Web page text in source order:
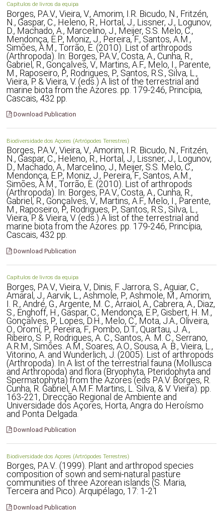
Capítulos de livros da equipa
Borges, P.A.V., Vieira, V., Amorim, I.R. Bicudo, N., Fritzén,
N., Gaspar, C., Heleno, R., Hortal, J., Lissner, J., Logunov,
D., Machado, A., Marcelino, J., Meijer, S.S. Melo, C.,
Mendonça, E.P., Moniz, J., Pereira, F., Santos, A.M.,
Simões, A.M., Torrão, E. (2010). List of arthropods
(Arthropoda). In: Borges, P.A.V., Costa, A., Cunha, R.,
Gabriel, R., Gonçalves, V., Martins, A.F., Melo, I., Parente,
M., Raposeiro, P., Rodrigues, P., Santos, R.S., Silva, L.,
Vieira, P. & Vieira, V. (eds.) A list of the terrestrial and
marine biota from the Azores. pp. 179-246, Princípia,
Cascais, 432 pp.
Download Publication
Biodiversidade dos Açores (Artrópodes Terrestres)
Borges, P.A.V., Vieira, V., Amorim, I.R. Bicudo, N., Fritzén,
N., Gaspar, C., Heleno, R., Hortal, J., Lissner, J., Logunov,
D., Machado, A., Marcelino, J., Meijer, S.S. Melo, C.,
Mendonça, E.P., Moniz, J., Pereira, F., Santos, A.M.,
Simões, A.M., Torrão, E. (2010). List of arthropods
(Arthropoda). In: Borges, P.A.V., Costa, A., Cunha, R.,
Gabriel, R., Gonçalves, V., Martins, A.F., Melo, I., Parente,
M., Raposeiro, P., Rodrigues, P., Santos, R.S., Silva, L.,
Vieira, P. & Vieira, V. (eds.) A list of the terrestrial and
marine biota from the Azores. pp. 179-246, Princípia,
Cascais, 432 pp.
Download Publication
Capítulos de livros da equipa
Borges, P.A.V., Vieira, V., Dinis, F. Jarrora, S., Aguiar, C.,
Amaral, J., Aarvik, L., Ashmole, P., Ashmole, M., Amorim,
I. R., André, G., Argente, M. C., Arraiol, A., Cabrera, A., Diaz,
S., Enghoff, H., Gaspar, C., Mendonça, E.P., Gisbert, H. M.,
Gonçalves, P., Lopes, D.H., Melo, C., Mota, J.A., Oliveira,
O., Oromí, P., Pereira, F., Pombo, D.T., Quartau, J. A.,
Ribeiro, S. P., Rodrigues, A. C., Santos, A. M. C., Serrano,
A.R.M., Simões. A.M., Soares, A.O., Sousa, A. B., Vieira, L.,
Vitorino, A. and Wunderlich, J. (2005). List of arthropods
(Arthropoda). In A list of the terrestrial fauna (Mollusca
and Arthropoda) and flora (Bryophyta, Pteridophyta and
Spermatophyta) from the Azores (eds P.A.V. Borges, R.
Cunha, R. Gabriel, A.M.F. Martins, L. Silva, & V. Vieira). pp.
163-221, Direcção Regional de Ambiente and
Universidade dos Açores, Horta, Angra do Heroísmo
and Ponta Delgada.
Download Publication
Biodiversidade dos Açores (Artrópodes Terrestres)
Borges, P.A.V.. (1999). Plant and arthropod species
composition of sown and semi-natural pasture
communities of three Azorean islands (S. Maria,
Terceira and Pico). Arquipélago, 17: 1-21
Download Publication